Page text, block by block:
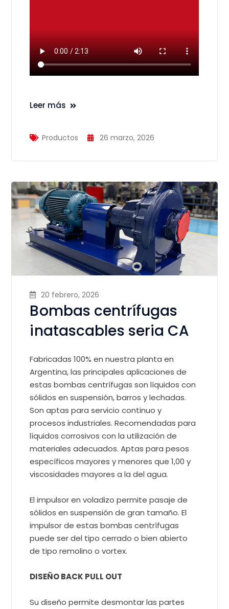
Leer más
Productos 26 marzo, 2026
20 febrero, 2026
Bombas centrífugas
inatascables seria CA
Fabricadas 100% en nuestra planta en
Argentina, las principales aplicaciones de
estas bombas centrífugas son líquidos con
sólidos en suspensión, barros y lechadas.
Son aptas para servicio continuo y
procesos industriales. Recomendadas para
líquidos corrosivos con la utilización de
materiales adecuados. Aptas para pesos
específicos mayores y menores que 1,00 y
viscosidades mayores a la del agua.
El impulsor en voladizo permite pasaje de
sólidos en suspensión de gran tamaño. El
impulsor de estas bombas centrífugas
puede ser del tipo cerrado o bien abierto
de tipo remolino o vortex.
DISEÑO BACK PULL OUT
Su diseño permite desmontar las partes